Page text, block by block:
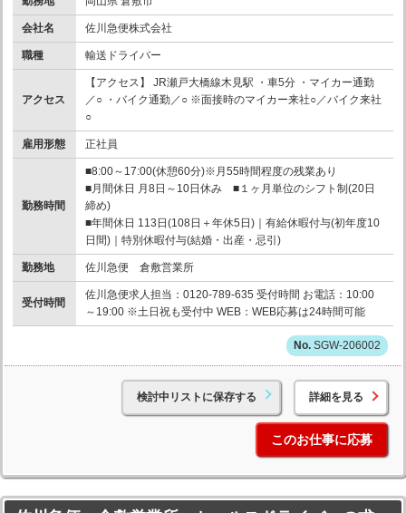
会社名 佐川急便株式会社
職種 輸送ドライバー
アクセス
【アクセス】 JR瀬戸大橋線木見駅 ・車5分 ・マイカー通勤
／○ ・バイク通勤／○ ※面接時のマイカー来社○／バイク来社
○
雇用形態 正社員
勤務時間
■8:00～17:00(休憩60分)※月55時間程度の残業あり
■月間休日 月8日～10日休み ■１ヶ月単位のシフト制(20日
締め)
■年間休日 113日(108日＋年休5日)｜有給休暇付与(初年度10
日間)｜特別休暇付与(結婚・出産・忌引)
勤務地 佐川急便 倉敷営業所
受付時間
佐川急便求人担当：0120-789-635 受付時間 お電話：10:00
～19:00 ※土日祝も受付中 WEB：WEB応募は24時間可能
SGW-206002
検討中リストに保存する 詳細を見る
このお仕事に応募